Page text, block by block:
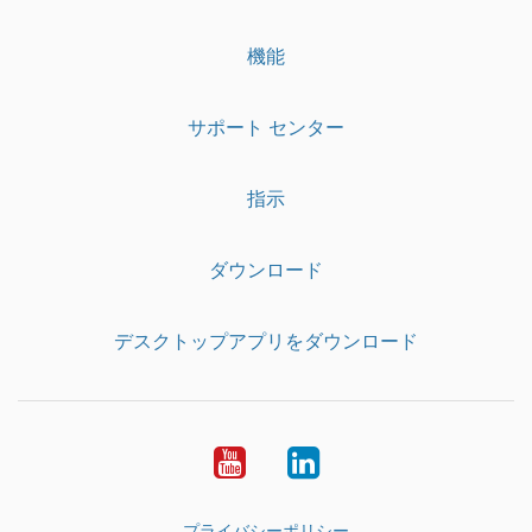
機能
サポート センター
指示
ダウンロード
デスクトップアプリをダウンロード
YouTubeLinkedIn